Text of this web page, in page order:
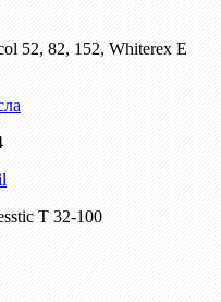
52, 82, 152, Whiterex E
T 32-100